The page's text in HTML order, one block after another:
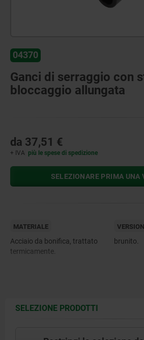
04370
Ganci di serraggio con
bloccaggio allungata
da 37,51 €
+ IVA più le spese di spedizione
SELEZIONARE PRIMA UNA
MATERIALE
Acciaio da bonifica, trattato
termicamente.
brunito.
SELEZIONE PRODOTTI